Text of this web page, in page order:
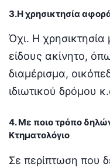
3.Η χρησικτησία
Όχι. Η
είδους ακίνητο,
διαμέρισμα,
ιδιωτικού δρόμου
4. Με ποιο τρόπο
Κτηματολόγιο
Σε περίπτωση που